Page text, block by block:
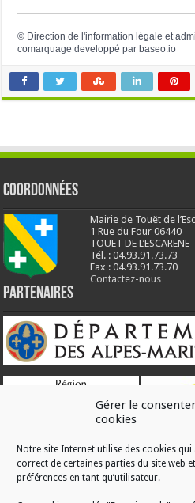
Gérer le
cookies
Notre site Internet utilise des cookies
correct de certaines parties du site web
préférences en tant qu’utilisateur.
© Direction de l'information légale et
comarquage developpé parbaseo.io
Coordonnées
Mairie de Touët de
1 Rue du Four 06440
TOUET DE L’ESCARENE
Tél. : 04.93.91.73.73
Fax : 04.93.91.73.70
Contactez-nous
Partenaires
RÉALISATION